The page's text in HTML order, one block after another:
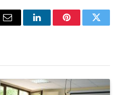
Email LinkedInPinterest